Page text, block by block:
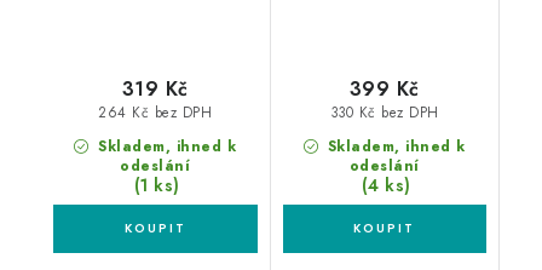
Skladem, ihned k
odeslání
(1 ks)
264 Kč bez DPH
319 Kč
Skladem, ihned k
odeslání
(4 ks)
330 Kč bez DPH
399 Kč